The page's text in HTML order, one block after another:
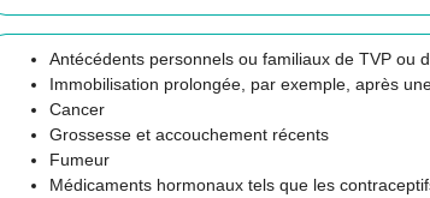
Antécédents personnels ou familiaux de TVP ou
Immobilisation prolongée, par exemple, après
Cancer
Grossesse et accouchement récents
Fumeur
Médicaments hormonaux tels que les